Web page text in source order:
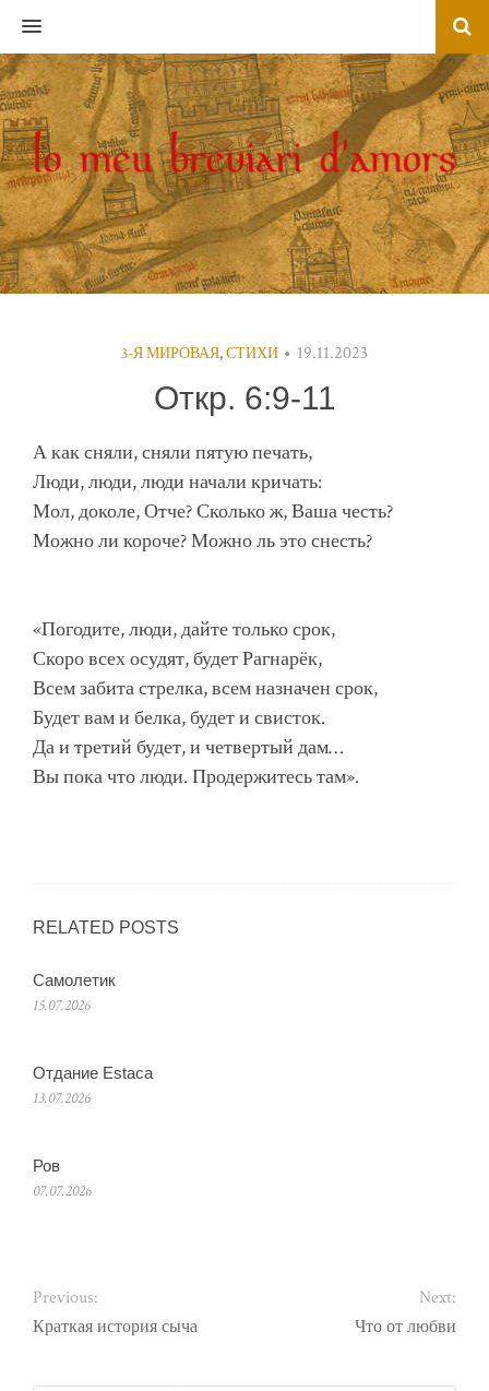
MENU
3-Я МИРОВАЯ,СТИХИ 19.11.2023
Откр. 6:9-11
А как сняли, сняли пятую печать,
Люди, люди, люди начали кричать:
Мол, доколе, Отче? Сколько ж, Ваша честь?
Можно ли короче? Можно ль это снесть?
«Погодите, люди, дайте только срок,
Скоро всех осудят, будет Рагнарёк,
Всем забита стрелка, всем назначен срок,
Будет вам и белка, будет и свисток.
Да и третий будет, и четвертый дам…
Вы пока что люди. Продержитесь там».
RELATED POSTS
Самолетик
15.07.2026
Отдание Estaca
13.07.2026
Ров
07.07.2026
Previous:
Краткая история сыча
Next:
Что от любви